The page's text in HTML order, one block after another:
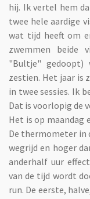
hij. Ik vertel hem
twee hele aardige
wat tijd heeft om
zwemmen beide
"Bultje" gedoopt)
zestien. Het jaar is
in twee sessies. Ik
Dat is voorlopig de
Het is op maandag
De thermometer in
wegrijd en hoger
anderhalf uur
van de tijd wordt
run. De eerste,